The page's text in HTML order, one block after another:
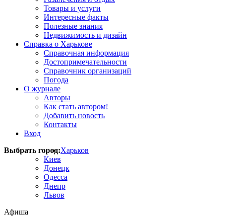
Товары и услуги
Интересные факты
Полезные знания
Недвижимость и дизайн
Справка о Харькове
Справочная информация
Достопримечательности
Справочник организаций
Погода
О журнале
Авторы
Как стать автором!
Добавить новость
Контакты
Вход
Выбрать город:Харьков
Киев
Донецк
Одесса
Днепр
Львов
Афиша